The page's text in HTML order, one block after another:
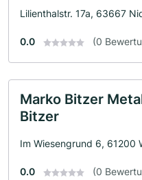
Lilienthalstr. 17a, 63667
0.0 (0
Marko Bitzer
Bitzer
Im Wiesengrund 6, 61200
0.0 (0